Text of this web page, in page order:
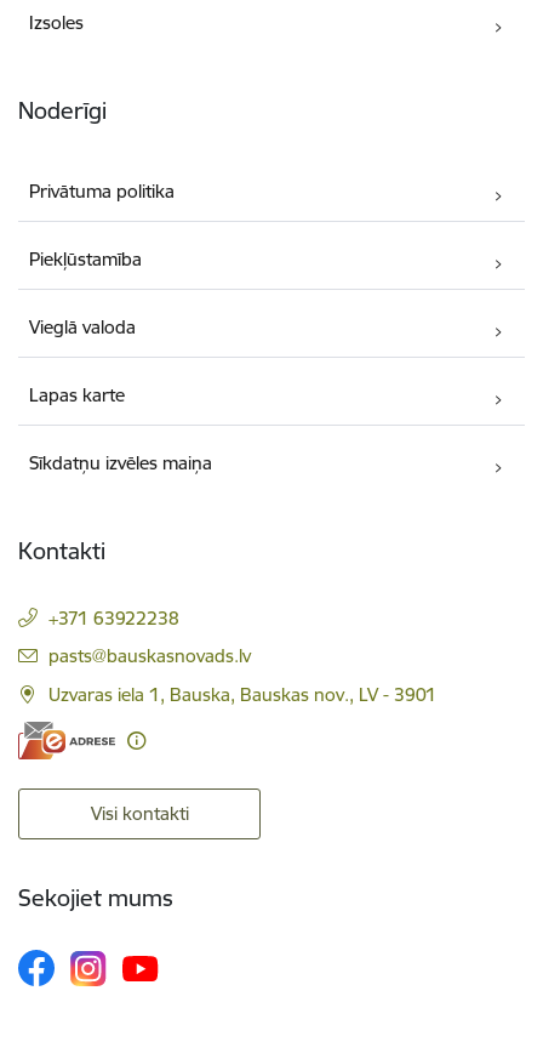
Izsoles
Noderīgi
Privātuma politika
Piekļūstamība
Vieglā valoda
Lapas karte
Sīkdatņu izvēles maiņa
Kontakti
+371 63922238
E-pasts:
pasts@bauskasnovads.lv
Uzvaras iela 1, Bauska, Bauskas nov., LV - 3901
Visi kontakti
Sekojiet mums